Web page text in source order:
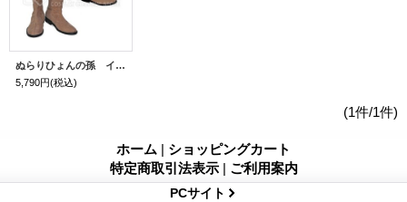
ぬらりひょんの孫 イタク コスプレ靴
5,790円(税込)
(1件/1件)
ホーム | ショッピングカート
特定商取引法表示 | ご利用案内
PCサイト